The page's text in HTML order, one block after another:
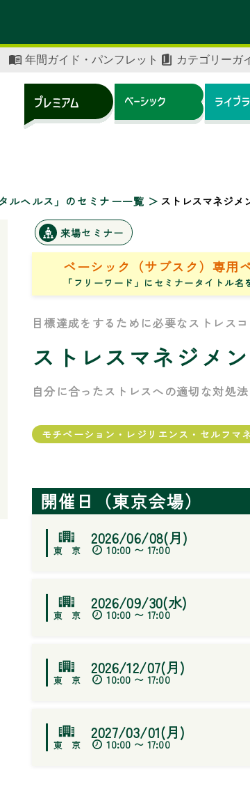
年間ガイド・パンフレット カテゴリーガ
タルヘルス」のセミナー一覧 ストレスマネジメ
来場セミナー
ベーシック（サブスク）専用
「フリーワード」にセミナータイトル
目標達成をするために必要なストレス
ストレスマネジメ
自分に合ったストレスへの適切な対処
モチベーション・レジリエンス・セルフマ
開催日（東京会場）
2026/06/08(月)
10:00 〜 17:00
2026/09/30(水)
10:00 〜 17:00
2026/12/07(月)
10:00 〜 17:00
2027/03/01(月)
10:00 〜 17:00